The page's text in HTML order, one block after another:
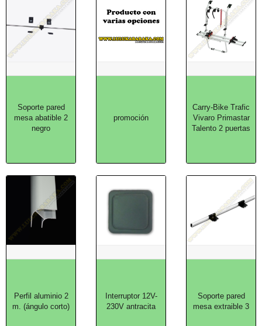
Soporte pared
mesa abatible 2
negro
promoción
Carry-Bike Trafic
Vivaro Primastar
Talento 2 puertas
Perfil aluminio 2
m. (ángulo corto)
Interruptor 12V-
230V antracita
Soporte pared
mesa extraible 3